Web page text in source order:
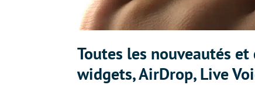
Toutes les nouveautés
widgets, AirDrop, Live